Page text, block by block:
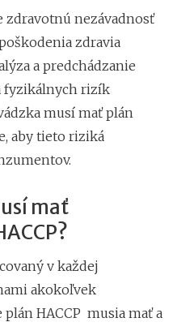
zdravotnú nezávadnosť
zdravia
a predchádzanie
fyzikálnych rizík
musí mať plán
aby tieto riziká
mať
v každej
akokoľvek
HACCP musia mať a